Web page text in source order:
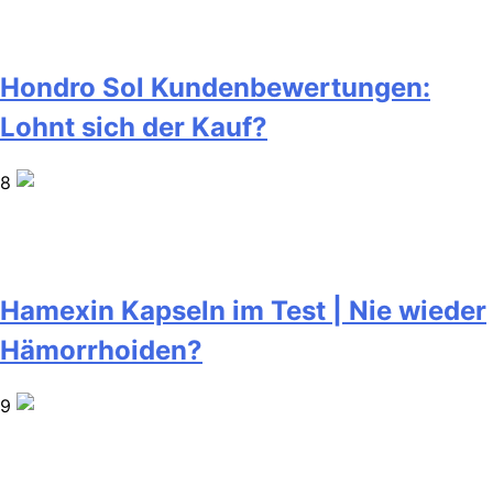
Hondro Sol Kundenbewertungen:
Lohnt sich der Kauf?
8
Hamexin Kapseln im Test | Nie wieder
Hämorrhoiden?
9